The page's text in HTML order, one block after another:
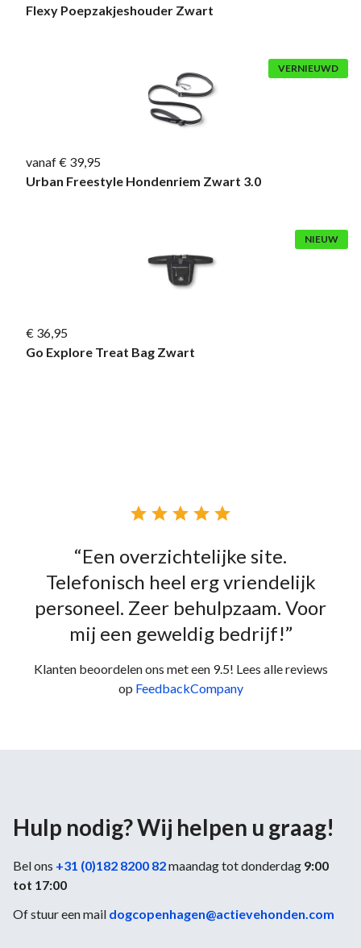
Flexy Poepzakjeshouder Zwart
VERNIEUWD
vanaf € 39,95
Urban Freestyle Hondenriem Zwart 3.0
NIEUW
€ 36,95
Go Explore Treat Bag Zwart
    
“Een overzichtelijke site.
Telefonisch heel erg vriendelijk
personeel. Zeer behulpzaam. Voor
mij een geweldig bedrijf!”
Klanten beoordelen ons met een 9.5! Lees alle reviews
op FeedbackCompany
Hulp nodig? Wij helpen u graag!
Bel ons +31 (0)182 8200 82maandag tot donderdag 9:00
tot 17:00
Of stuur een mail dogcopenhagen@actievehonden.com